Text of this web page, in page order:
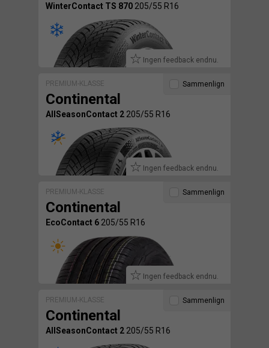
WinterContact TS 870 205/55 R16
Ingen feedback endnu.
PREMIUM-KLASSE
Continental
AllSeasonContact 2 205/55 R16
Ingen feedback endnu.
Sammenlign
PREMIUM-KLASSE
Continental
EcoContact 6 205/55 R16
Ingen feedback endnu.
Sammenlign
PREMIUM-KLASSE
Continental
AllSeasonContact 2 205/55 R16
Sammenlign